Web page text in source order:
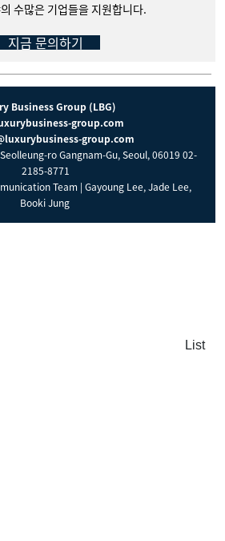
수많은 기업들을 지원합니다.
지금 문의하기
Business Group (LBG)
group.com
group.com
ro Gangnam-Gu, Seoul, 06019 02-
2185-8771
Team | Gayoung Lee, Jade Lee,
Booki Jung
List